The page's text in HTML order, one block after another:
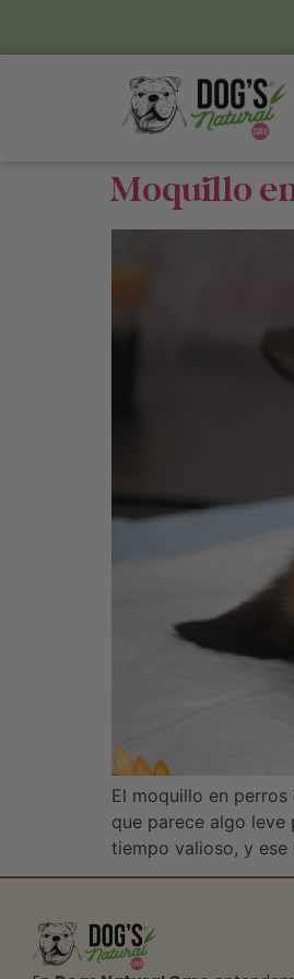
Moquillo
El moquillo en
que parece algo leve
tiempo valioso, y